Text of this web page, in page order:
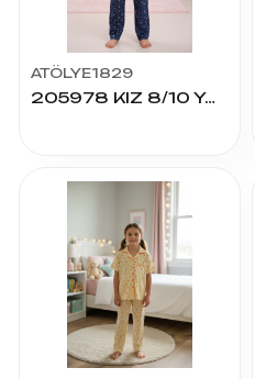
ATÖLYE1829
205978 KIZ 8/10 YAŞ K.KOL PİJAMA TAKIM